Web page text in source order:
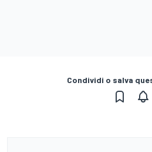
Condividi o salva